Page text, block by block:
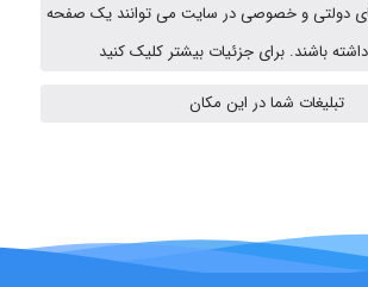
HaddadiMahsa
USER124
دولتی و خصوصی در سایت می توانند یک صفحه
باشند. برای جزئیات بیشتر کلیک کنید
تبلیغات شما در این مکان